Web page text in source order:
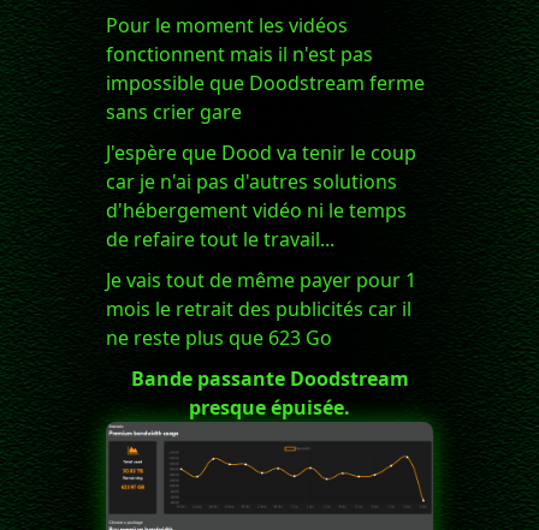
Pour le moment les vidéos
fonctionnent mais il n'est pas
impossible que Doodstream ferme
sans crier gare
J'espère que Dood va tenir le coup
car je n'ai pas d'autres solutions
d'hébergement vidéo ni le temps
de refaire tout le travail...
Je vais tout de même payer pour 1
mois le retrait des publicités car il
ne reste plus que 623 Go
Bande passante Doodstream
presque épuisée.